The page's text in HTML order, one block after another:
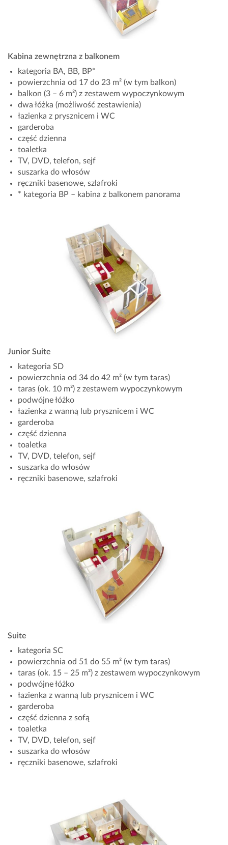
Kabina zewnętrzna z balkonem
kategoria BA, BB, BP*
powierzchnia od 17 do 23 m² (w tym balkon)
balkon (3 – 6 m²) z zestawem wypoczynkowym
dwa łóżka (możliwość zestawienia)
łazienka z prysznicem i WC
garderoba
część dzienna
toaletka
TV, DVD, telefon, sejf
suszarka do włosów
ręczniki basenowe, szlafroki
* kategoria BP – kabina z balkonem panorama
Junior Suite
kategoria SD
powierzchnia od 34 do 42 m² (w tym taras)
taras (ok. 10 m²) z zestawem wypoczynkowym
podwójne łóżko
łazienka z wanną lub prysznicem i WC
garderoba
część dzienna
toaletka
TV, DVD, telefon, sejf
suszarka do włosów
ręczniki basenowe, szlafroki
Suite
kategoria SC
powierzchnia od 51 do 55 m² (w tym taras)
taras (ok. 15 – 25 m²) z zestawem wypoczynkowym
podwójne łóżko
łazienka z wanną lub prysznicem i WC
garderoba
część dzienna z sofą
toaletka
TV, DVD, telefon, sejf
suszarka do włosów
ręczniki basenowe, szlafroki